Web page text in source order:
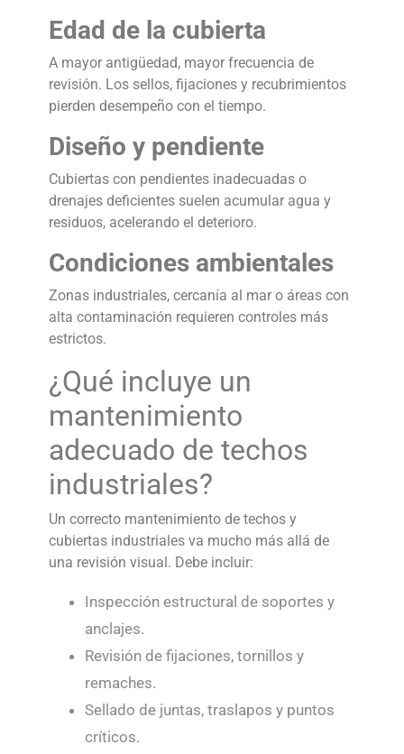
Edad de la cubierta
A mayor antigüedad, mayor frecuencia de
revisión. Los sellos, fijaciones y recubrimientos
pierden desempeño con el tiempo.
Diseño y pendiente
Cubiertas con pendientes inadecuadas o
drenajes deficientes suelen acumular agua y
residuos, acelerando el deterioro.
Condiciones ambientales
Zonas industriales, cercanía al mar o áreas con
alta contaminación requieren controles más
estrictos.
¿Qué incluye un
mantenimiento
adecuado de techos
industriales?
Un correcto mantenimiento de techos y
cubiertas industriales va mucho más allá de
una revisión visual. Debe incluir:
Inspección estructural de soportes y
anclajes.
Revisión de fijaciones, tornillos y
remaches.
Sellado de juntas, traslapos y puntos
críticos.